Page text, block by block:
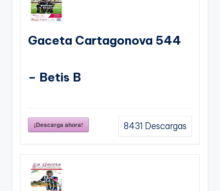
Gaceta Cartagonova 544
– Betis B
¡Descarga ahora! 8431 Descargas